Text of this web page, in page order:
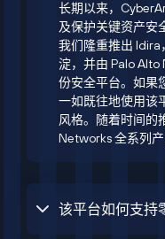
长期以来，
及保护关键资产安
我们隆重推出 Idira
淀，并由 Palo Alto
份安全平台。如果
一如既往地使用该
风格。随着时间的
Networks 全系列
该平台如何支持